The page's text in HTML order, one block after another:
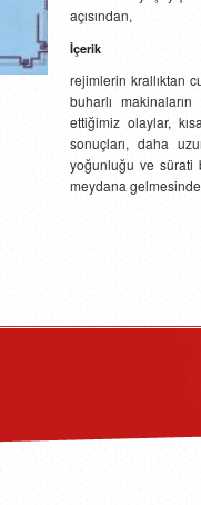
açısından,
İçerik
rejimlerin krallıktan
buharlı
ettiğimiz olaylar,
sonuçları, daha
yoğunluğu ve sürati
meydana